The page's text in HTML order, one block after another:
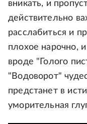
вникать, и
действительно
расслабиться и
плохое нарочно,
вроде "Голого
"Водоворот"
предстанет в
уморительная